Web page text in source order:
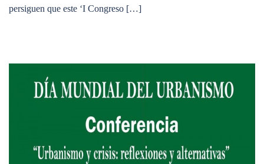
persiguen que este ‘I Congreso […]